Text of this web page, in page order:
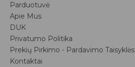
Parduotuvė
Apie Mus
DUK
Privatumo Politika
Prekių Pirkimo - Pardavimo Taisyklės
Kontaktai